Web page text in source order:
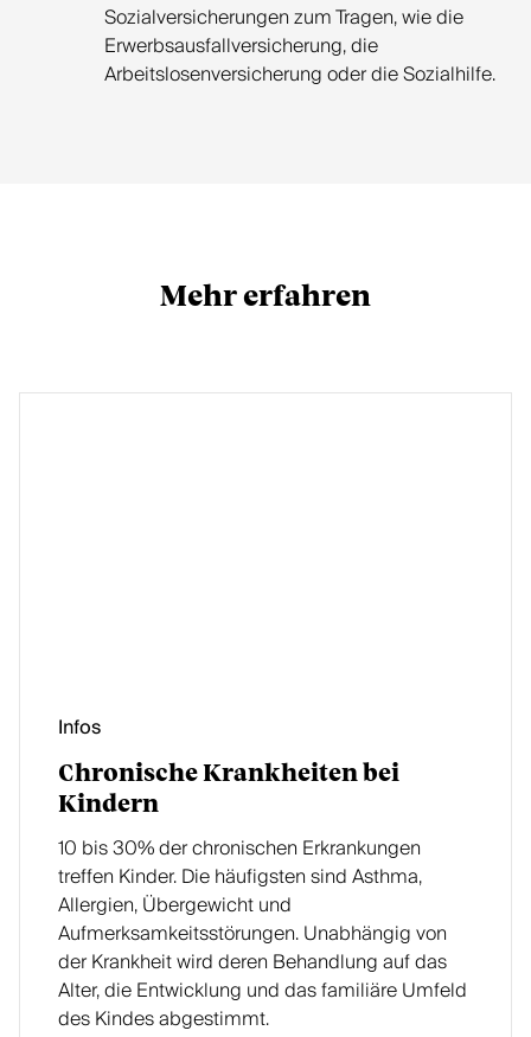
Sozialversicherungen zum Tragen, wie die
Erwerbsausfallversicherung, die
Arbeitslosenversicherung oder die Sozialhilfe.
Mehr erfahren
Infos
Chronische Krankheiten bei
Kindern
10 bis 30% der chronischen Erkrankungen
treffen Kinder. Die häufigsten sind Asthma,
Allergien, Übergewicht und
Aufmerksamkeitsstörungen. Unabhängig von
der Krankheit wird deren Behandlung auf das
Alter, die Entwicklung und das familiäre Umfeld
des Kindes abgestimmt.